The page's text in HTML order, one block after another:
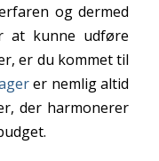
og dermed
at kunne udføre
er du kommet til
er nemlig altid
der harmonerer